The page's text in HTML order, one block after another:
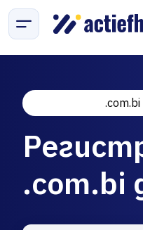
.com.bi